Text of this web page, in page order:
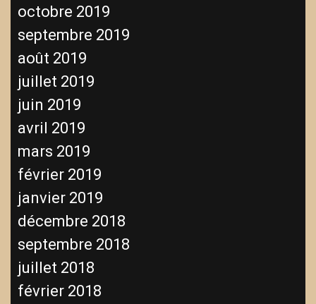
octobre 2019
septembre 2019
août 2019
juillet 2019
juin 2019
avril 2019
mars 2019
février 2019
janvier 2019
décembre 2018
septembre 2018
juillet 2018
février 2018